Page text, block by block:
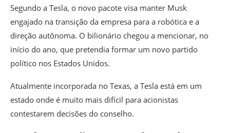
Segundo a Tesla, o novo pacote visa manter Musk
engajado na transição da empresa para a robótica e a
direção autônoma. O bilionário chegou a mencionar, no
início do ano, que pretendia formar um novo partido
político nos Estados Unidos.
Atualmente incorporada no Texas, a Tesla está em um
estado onde é muito mais difícil para acionistas
contestarem decisões do conselho.